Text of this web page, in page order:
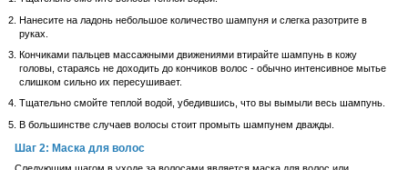
Нанесите на ладонь небольшое количество шампуня и слегка разотрите в
руках.
Кончиками пальцев массажными движениями втирайте шампунь в кожу
головы, стараясь не доходить до кончиков волос - обычно интенсивное мытье
слишком сильно их пересушивает.
Тщательно смойте теплой водой, убедившись, что вы вымыли весь шампунь.
В большинстве случаев волосы стоит промыть шампунем дважды.
Шаг 2: Маска для волос
Следующим шагом в уходе за волосами является маска для волос или